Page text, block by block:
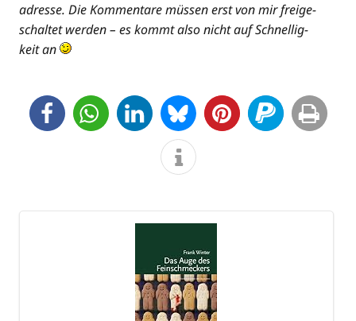
adres­se. Die Kom­men­ta­re müs­sen erst von mir frei­ge­
schal­tet wer­den – es kommt also nicht auf Schnel­lig­
keit an